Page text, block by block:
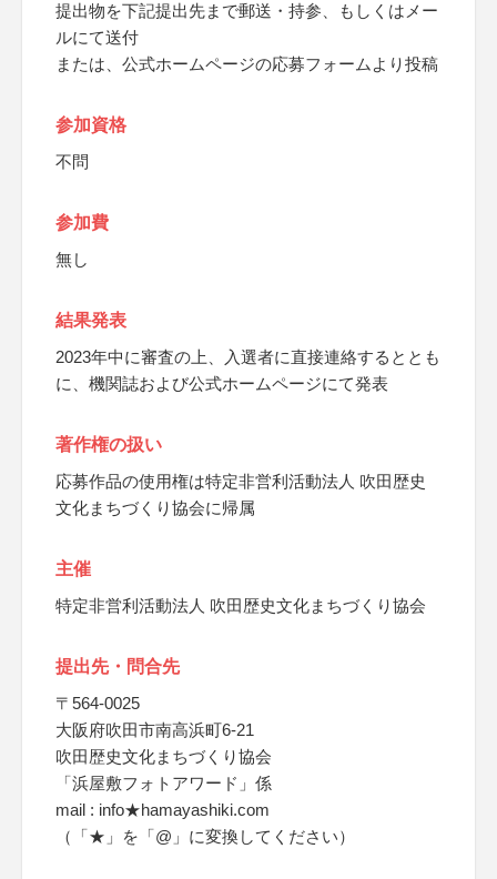
提出物を下記提出先まで郵送・持参、もしくはメー
ルにて送付
または、公式ホームページの応募フォームより投稿
参加資格
不問
参加費
無し
結果発表
2023年中に審査の上、入選者に直接連絡するととも
に、機関誌および公式ホームページにて発表
著作権の扱い
応募作品の使用権は特定非営利活動法人 吹田歴史
文化まちづくり協会に帰属
主催
特定非営利活動法人 吹田歴史文化まちづくり協会
提出先・問合先
〒564-0025
大阪府吹田市南高浜町6-21
吹田歴史文化まちづくり協会
「浜屋敷フォトアワード」係
mail : info★hamayashiki.com
（「★」を「@」に変換してください）